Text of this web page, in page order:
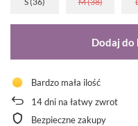
Dodaj do
Bardzo mała ilość
14dni na łatwy zwrot
Bezpieczne zakupy